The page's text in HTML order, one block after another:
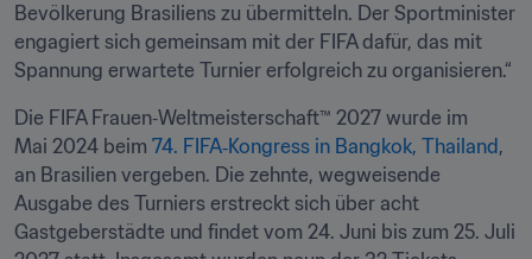
Bevölkerung Brasiliens zu übermitteln. Der Sportminister
engagiert sich gemeinsam mit der FIFA dafür, das mit
Spannung erwartete Turnier erfolgreich zu organisieren.“
Die FIFA Frauen‑Weltmeisterschaft™ 2027 wurde im
Mai 2024 beim 74. FIFA‑Kongress in Bangkok, Thailand ,
an Brasilien vergeben. Die zehnte, wegweisende
Ausgabe des Turniers erstreckt sich über acht
Gastgeberstädte und findet vom 24. Juni bis zum 25. Juli